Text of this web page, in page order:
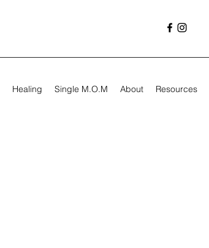
Healing Single M.O.M About Resources